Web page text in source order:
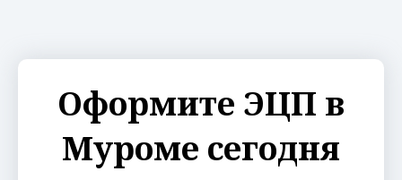
Оформите ЭЦП в
Муроме сегодня